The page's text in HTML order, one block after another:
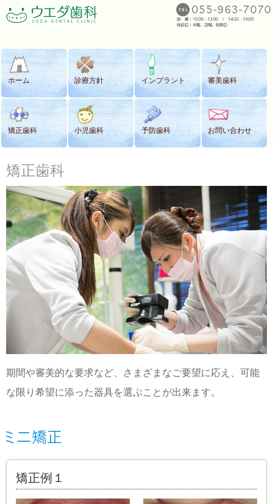
ホーム 診療方針 インプラント 審美歯科
矯正歯科 小児歯科 予防歯科 お問い合わせ
矯正歯科
期間や審美的な要求など、さまざまなご要望に応え、可能
な限り希望に添った器具を選ぶことが出来ます。
矯正例１